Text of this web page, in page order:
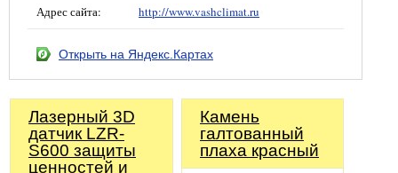
Адрес сайта: http://www.vashclimat.ru
Открыть на Яндекс.Картах
Лазерный 3D
датчик LZR-
S600 защиты
ценностей и
Камень
галтованный
плаха красный